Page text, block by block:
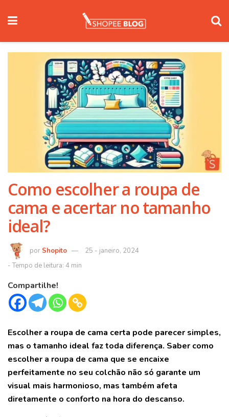
Como escolher a roupa de
cama e acertar no tamanho
ideal?
Shopito 25 - janeiro, 2024
Compartilhe!
Escolher a roupa de cama certa pode parecer simples,
mas o tamanho ideal faz toda diferença. Saber como
escolher a roupa de cama que se encaixe
perfeitamente no seu colchão não só garante um
visual mais harmonioso, mas também afeta
diretamente o conforto na hora do descanso.